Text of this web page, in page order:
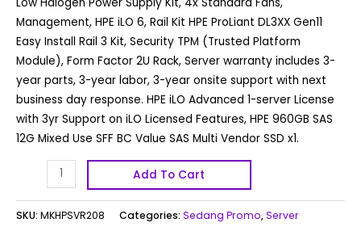
Management, HPE iLO 6, Rail Kit HPE ProLiant DL3XX Gen11
Easy Install Rail 3 Kit, Security TPM (Trusted Platform
Module), Form Factor 2U Rack, Server warranty includes 3-
year parts, 3-year labor, 3-year onsite support with next
business day response. HPE iLO Advanced 1-server License
with 3yr Support on iLO Licensed Features, HPE 960GB SAS
12G Mixed Use SFF BC Value SAS Multi Vendor SSD x1.
Add To Cart
SKU: MKHPSVR208 Categories: Sedang Promo,Server